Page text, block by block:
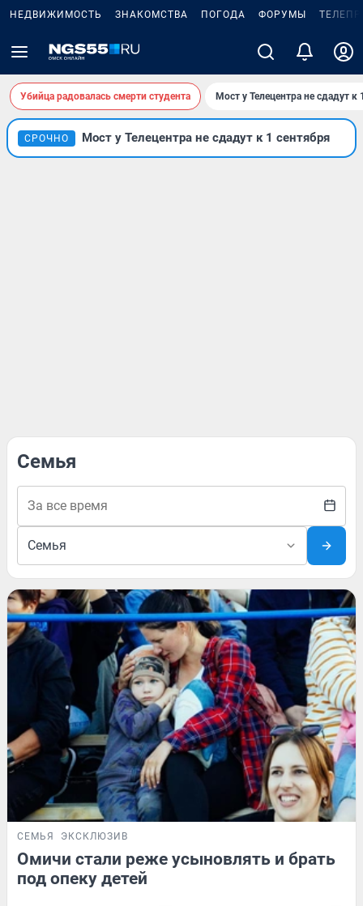
НЕДВИЖИМОСТЬ ЗНАКОМСТВА ПОГОДА ФОРУМЫ
Убийца радовалась смерти студента Мост у Телецентра не сдадут к
СРОЧНО Мост у Телецентра не сдадут к 1 сентября
Семья
СЕМЬЯ ЭКСКЛЮЗИВ
Омичи стали реже усыновлять и брать
под опеку детей